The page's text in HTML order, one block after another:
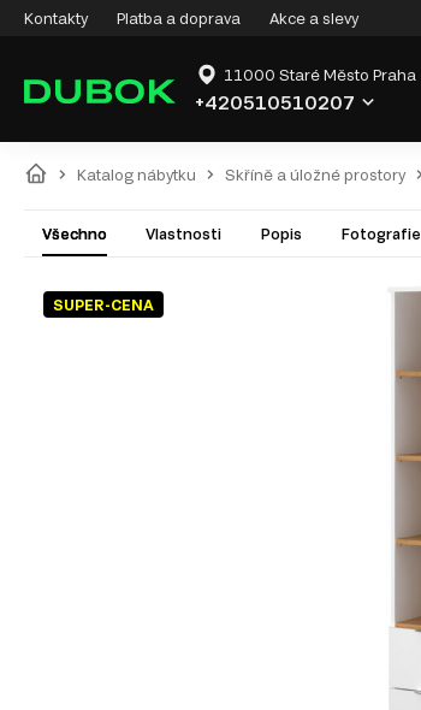
Kontakty Platba a doprava Akce a slevy
11000 Staré Město Praha
+420510510207
Katalog nábytku Skříně a úložné prostory
Všechno Vlastnosti Popis Fotografie
SUPER-CENA